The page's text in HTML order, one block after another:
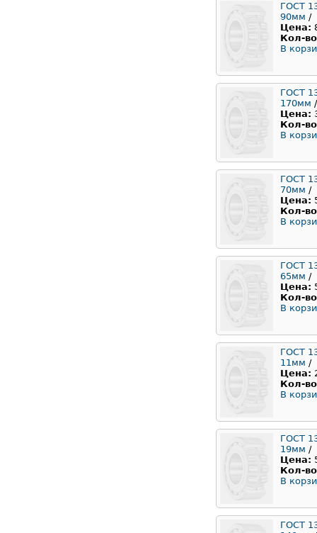
ГОСТ
90мм /
Цена:
Кол-
В
ГОСТ
170мм /
Цена:
Кол-
В
ГОСТ
70мм /
Цена:
Кол-
В
ГОСТ
65мм /
Цена:
Кол-
В
ГОСТ
11мм /
Цена:
Кол-
В
ГОСТ
19мм /
Цена:
Кол-
В
ГОСТ